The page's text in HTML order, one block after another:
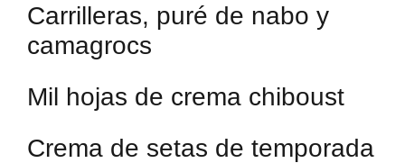
Carrilleras, puré de nabo y
camagrocs
Mil hojas de crema chiboust
Crema de setas de temporada